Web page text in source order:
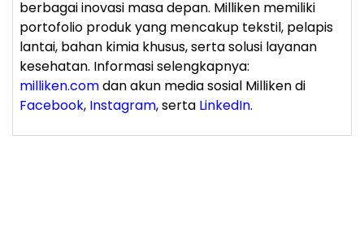
berbagai inovasi masa depan. Milliken memiliki
portofolio produk yang mencakup tekstil, pelapis
lantai, bahan kimia khusus, serta solusi layanan
kesehatan. Informasi selengkapnya:
milliken.comdan akun media sosial Milliken di
Facebook, Instagram, serta LinkedIn.